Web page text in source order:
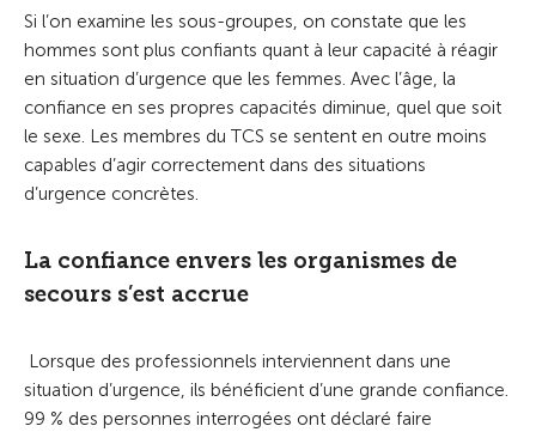
Si l’on examine les sous-groupes, on constate que les
hommes sont plus confiants quant à leur capacité à réagir
en situation d’urgence que les femmes. Avec l’âge, la
confiance en ses propres capacités diminue, quel que soit
le sexe. Les membres du TCS se sentent en outre moins
capables d’agir correctement dans des situations
d’urgence concrètes.
La confiance envers les organismes de
secours s’est accrue
Lorsque des professionnels interviennent dans une
situation d’urgence, ils bénéficient d’une grande confiance.
99 % des personnes interrogées ont déclaré faire